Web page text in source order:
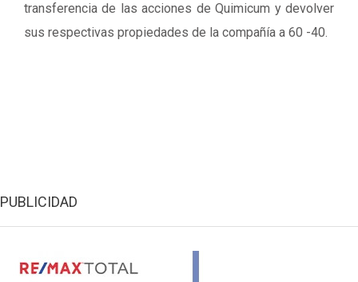
transferencia de las acciones de Quimicum y devolver
sus respectivas propiedades de la compañía a 60 -40.
PUBLICIDAD